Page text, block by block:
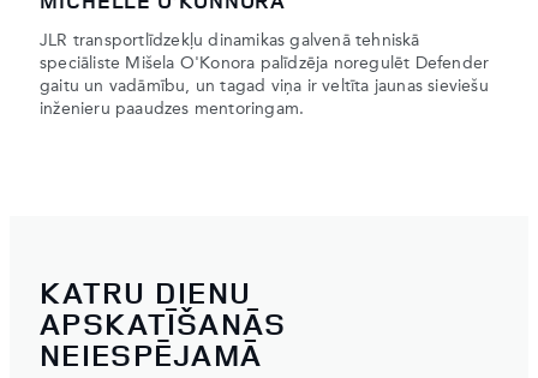
JLR transportlīdzekļu dinamikas galvenā tehniskā
speciāliste Mišela O'Konora palīdzēja noregulēt Defender
gaitu un vadāmību, un tagad viņa ir veltīta jaunas sieviešu
inženieru paaudzes mentoringam.
KATRU DIENU
APSKATĪŠANĀS
NEIESPĒJAMĀ